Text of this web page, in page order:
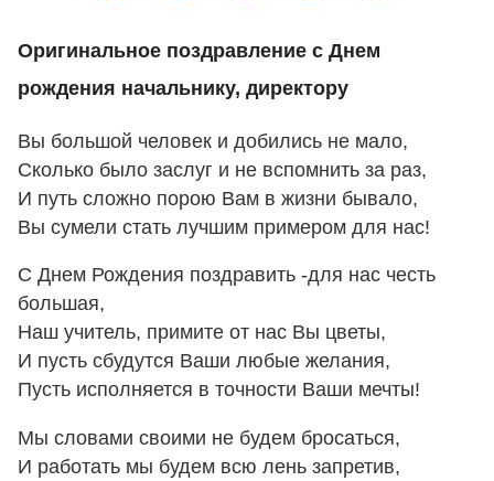
Оригинальное поздравление с Днем
рождения начальнику, директору
Вы большой человек и добились не мало,
Сколько было заслуг и не вспомнить за раз,
И путь сложно порою Вам в жизни бывало,
Вы сумели стать лучшим примером для нас!
С Днем Рождения поздравить -для нас честь
большая,
Наш учитель, примите от нас Вы цветы,
И пусть сбудутся Ваши любые желания,
Пусть исполняется в точности Ваши мечты!
Мы словами своими не будем бросаться,
И работать мы будем всю лень запретив,